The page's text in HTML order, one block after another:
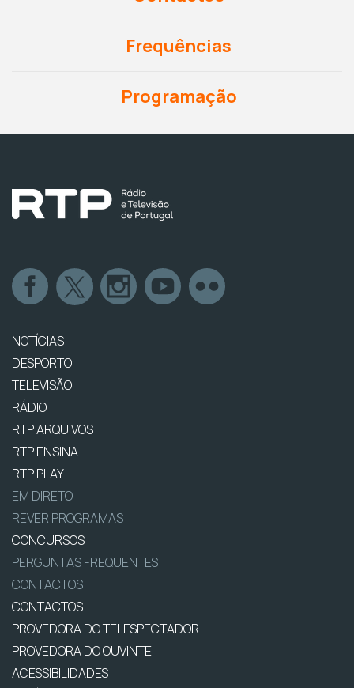
Frequências
Programação
NOTÍCIAS
DESPORTO
TELEVISÃO
RÁDIO
RTP ARQUIVOS
RTP ENSINA
RTP PLAY
EM DIRETO
REVER PROGRAMAS
CONCURSOS
PERGUNTAS FREQUENTES
CONTACTOS
CONTACTOS
PROVEDORA DO TELESPECTADOR
PROVEDORA DO OUVINTE
ACESSIBILIDADES